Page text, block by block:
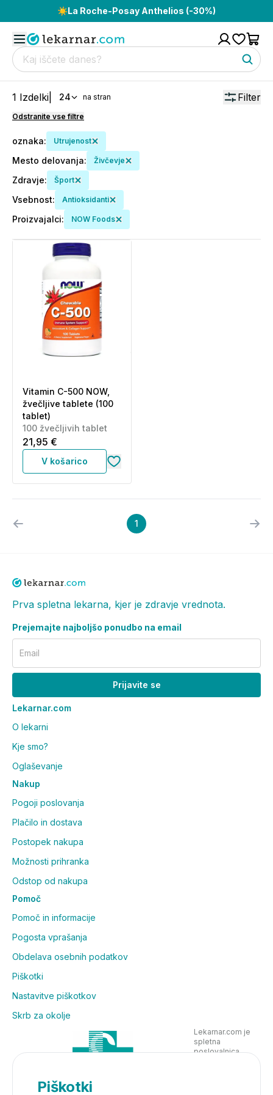
☀️La Roche-Posay Anthelios (-30%)
1 Izdelki 24 na stran Filter
Odstranite vse filtre
oznaka: Utrujenost
Mesto delovanja: Živčevje
Zdravje: Šport
Vsebnost: Antioksidanti
Proizvajalci: NOW Foods
Vitamin C-500 NOW,
žvečljive tablete (100
tablet)
100 žvečljivih tablet
21,95 €
V košarico
1
Prva spletna lekarna, kjer je zdravje vrednota.
Prejemajte najboljšo ponudbo na email
Email
Prijavite se
Lekarnar.com
O lekarni
Kje smo?
Oglaševanje
Nakup
Pogoji poslovanja
Plačilo in dostava
Postopek nakupa
Možnosti prihranka
Odstop od nakupa
Pomoč
Pomoč in informacije
Pogosta vprašanja
Obdelava osebnih podatkov
Piškotki
Nastavitve piškotkov
Skrb za okolje
Lekarnar.com je
spletna
poslovalnica
Piškotki